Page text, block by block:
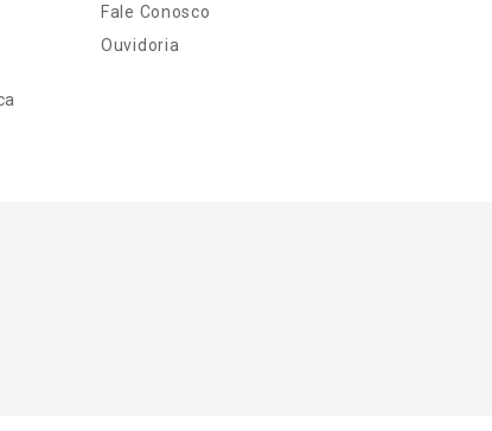
Fale Conosco
Ouvidoria